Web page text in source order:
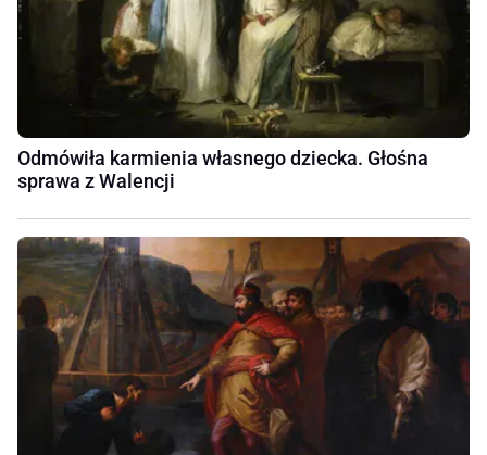
Odmówiła karmienia własnego dziecka. Głośna
sprawa z Walencji